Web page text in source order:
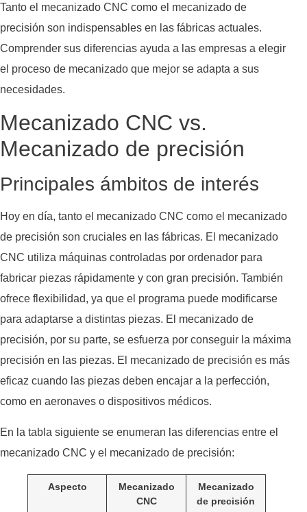
Tanto el mecanizado CNC como el mecanizado de
precisión son indispensables en las fábricas actuales.
Comprender sus diferencias ayuda a las empresas a elegir
el proceso de mecanizado que mejor se adapta a sus
necesidades.
Mecanizado CNC vs.
Mecanizado de precisión
Principales ámbitos de interés
Hoy en día, tanto el mecanizado CNC como el mecanizado
de precisión son cruciales en las fábricas. El mecanizado
CNC utiliza máquinas controladas por ordenador para
fabricar piezas rápidamente y con gran precisión. También
ofrece flexibilidad, ya que el programa puede modificarse
para adaptarse a distintas piezas. El mecanizado de
precisión, por su parte, se esfuerza por conseguir la máxima
precisión en las piezas. El mecanizado de precisión es más
eficaz cuando las piezas deben encajar a la perfección,
como en aeronaves o dispositivos médicos.
En la tabla siguiente se enumeran las diferencias entre el
mecanizado CNC y el mecanizado de precisión:
Aspecto
Mecanizado
CNC
Mecanizado
de precisión